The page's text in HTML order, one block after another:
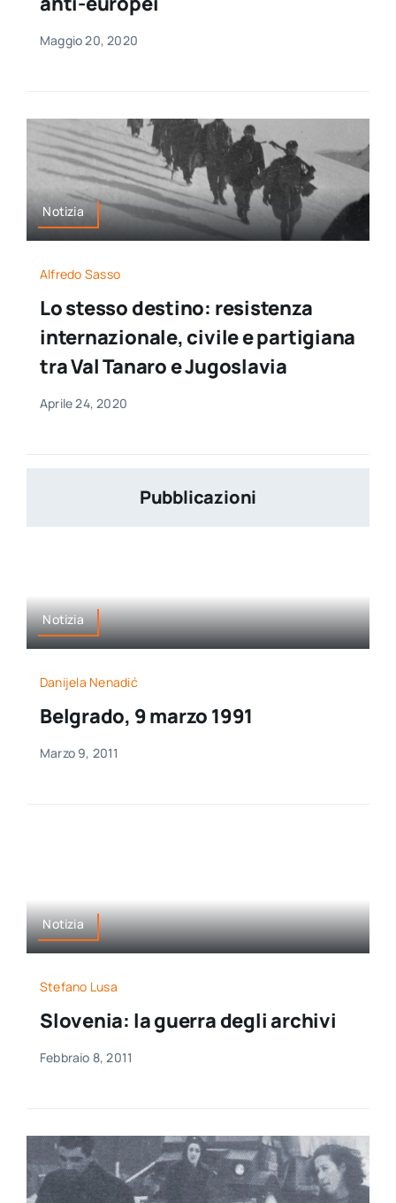
Maggio 20, 2020
Notizia
Alfredo Sasso
Lo stesso destino: resistenza
internazionale, civile e partigiana
tra Val Tanaro e Jugoslavia
Aprile 24, 2020
Pubblicazioni
Notizia
Danijela Nenadić
Belgrado, 9 marzo 1991
Marzo 9, 2011
Notizia
Stefano Lusa
Slovenia: la guerra degli archivi
Febbraio 8, 2011